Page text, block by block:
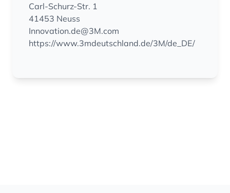
Carl-Schurz-Str. 1
41453 Neuss
Innovation.de@3M.com
https://www.3mdeutschland.de/3M/de_DE/